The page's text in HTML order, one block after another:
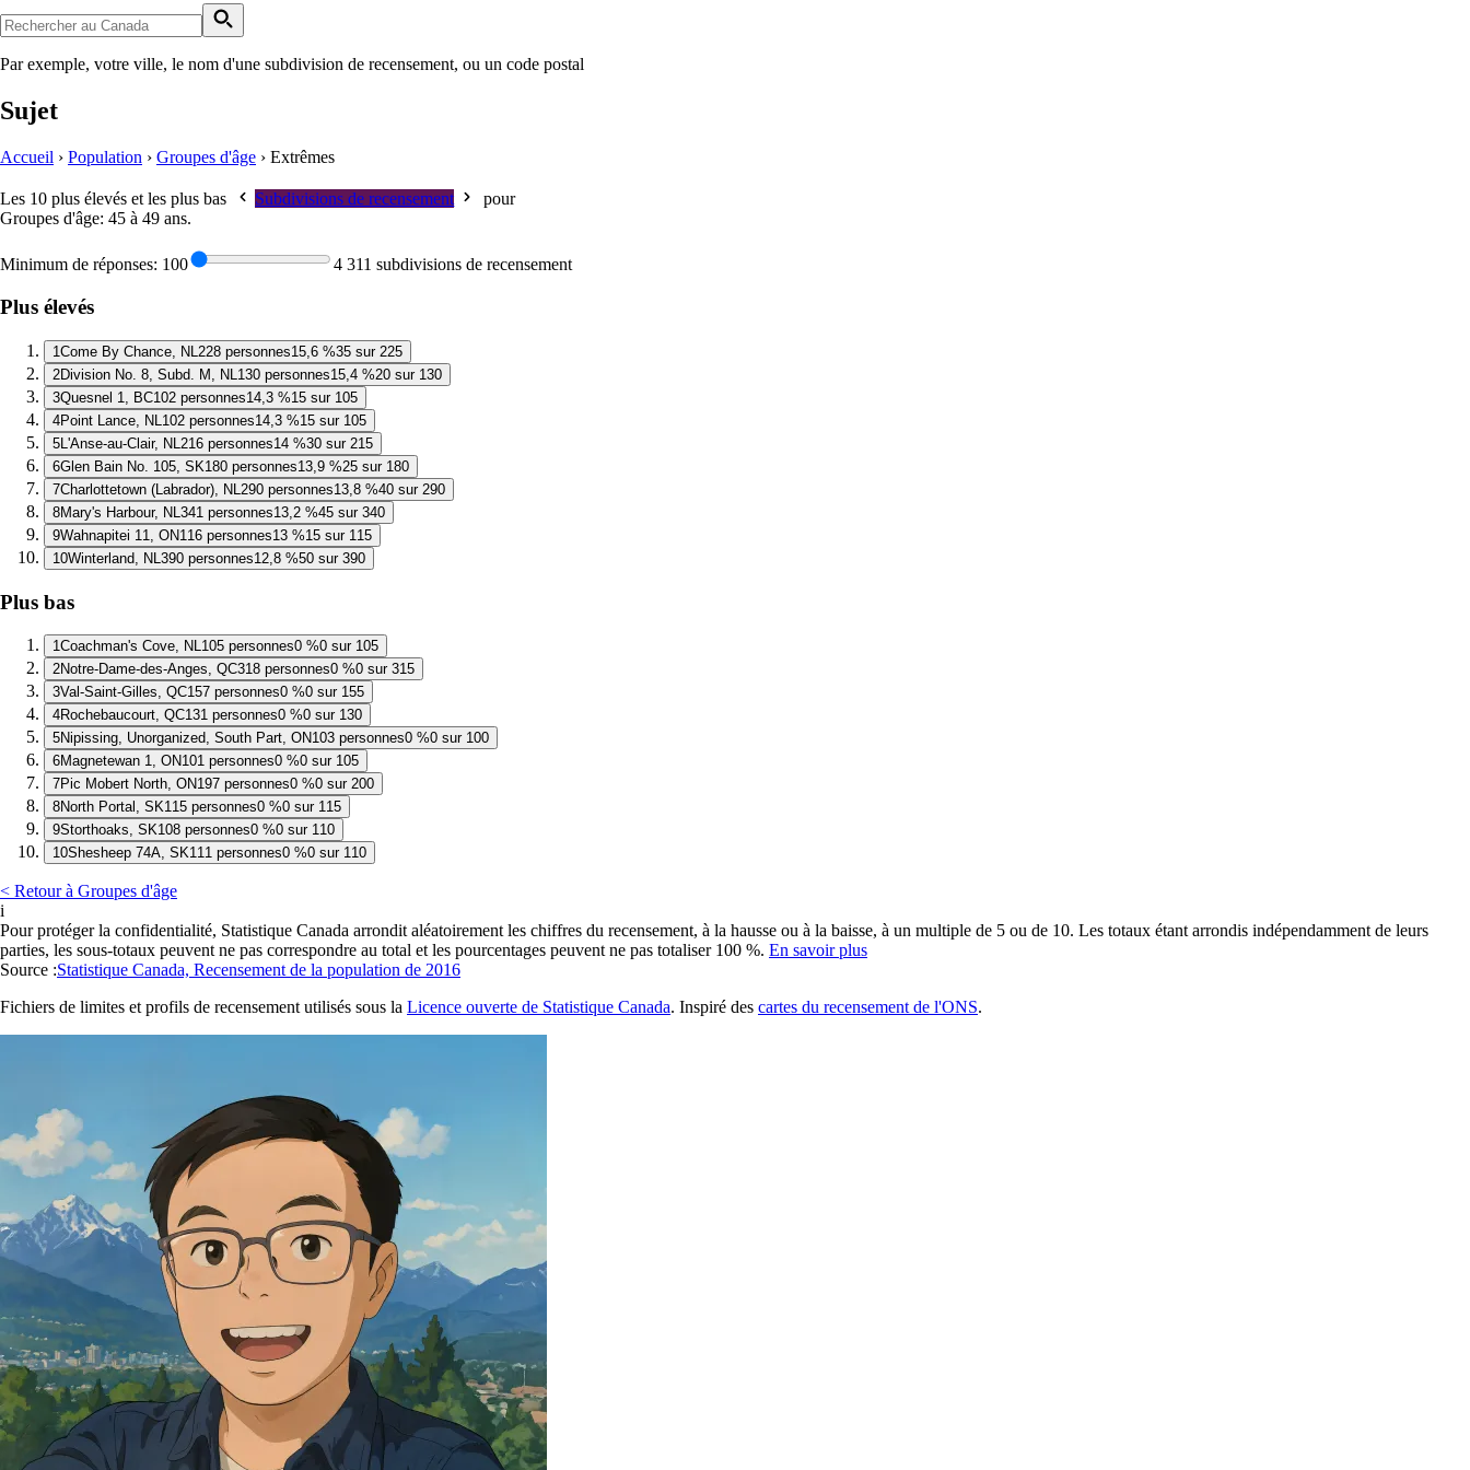
Par exemple, votre ville, le nom d'une subdivision de recensement, ou un code postal
Sujet
Accueil › Population › Groupes d'âge › Extrêmes
Les 10 plus élevés et les plus bas Subdivisions de recensement
pour
Groupes d'âge: 45 à 49 ans.
Minimum de réponses: 100 4 311 subdivisions de recensement
Plus élevés
1 Come By Chance, NL 228 personnes15,6 %35 sur 225
2
Division No. 8, Subd. M, NL 130 personnes15,4 %20 sur 130
3Quesnel 1, BC102 personnes14,3 %15 sur 105
4Point Lance, NL 102 personnes14,3 %15 sur 105
5 L'Anse-au-Clair, NL 216 personnes14 %30 sur 215
6Glen Bain No. 105, SK180 personnes13,9 %25 sur 180
7Charlottetown (Labrador), NL 290 personnes13,8 %40 sur 290
8Mary's Harbour, NL 341 personnes13,2 %45 sur 340
9Wahnapitei 11, ON116 personnes13 %15 sur 115
10Winterland, NL 390 personnes12,8 %50 sur 390
Plus bas
1Coachman's Cove, NL105 personnes0 %0 sur 105
2Notre-Dame-des-Anges, QC318 personnes0 %0 sur 315
3Val-Saint-Gilles, QC157 personnes0 %0 sur 155
4Rochebaucourt, QC131 personnes0 %0 sur 130
5Nipissing, Unorganized, South Part, ON103 personnes0 %0 sur 100
6Magnetewan 1, ON101 personnes0 %0 sur 105
7Pic Mobert North, ON197 personnes0 %0 sur 200
8North Portal, SK115 personnes0 %0 sur 115
9Storthoaks, SK108 personnes0 %0 sur 110
10Shesheep 74A, SK111 personnes0 %0 sur 110
< Retour à Groupes d'âge
i
Pour protéger la confidentialité, Statistique Canada arrondit aléatoirement les chiffres du recensement, à la hausse ou à la baisse, à un multiple de 5 ou de 10. Les totaux étant arrondis indépendamment de leurs
parties, les sous-totaux peuvent ne pas correspondre au total et les pourcentages peuvent ne pas totaliser 100 %. En savoir plus
Source :Statistique Canada, Recensement de la population de 2016
Fichiers de limites et profils de recensement utilisés sous la Licence ouverte de Statistique Canada. Inspiré des cartes du recensement de l'ONS.